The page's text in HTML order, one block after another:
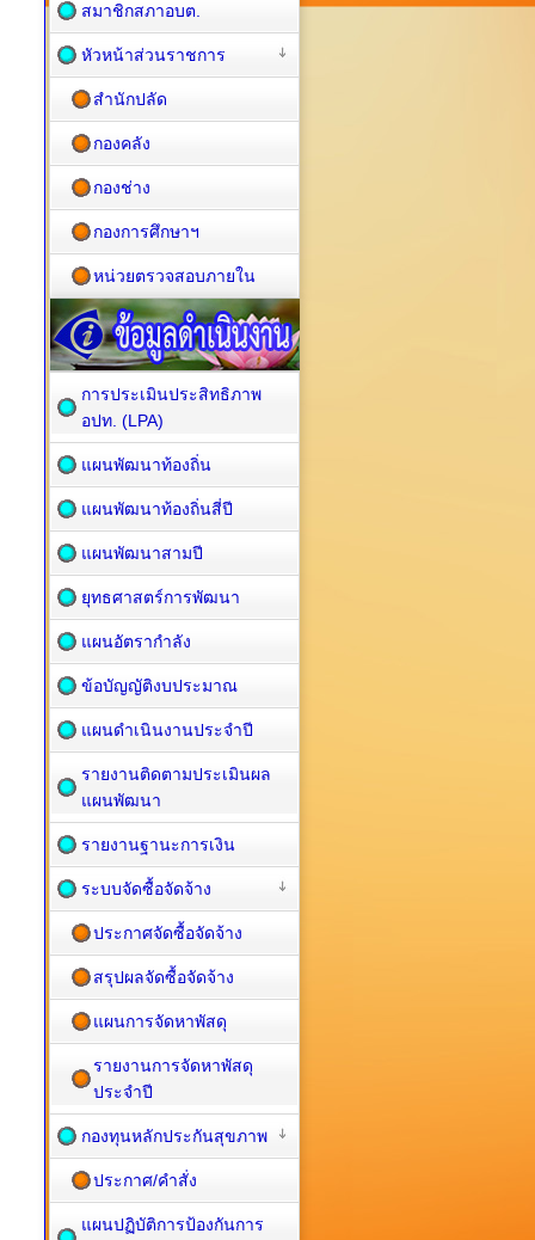
สมาชิกสภาอบต.
หัวหน้าส่วนราชการ
สำนักปลัด
กองคลัง
กองช่าง
กองการศึกษาฯ
หน่วยตรวจสอบภายใน
การประเมินประสิทธิภาพ
อปท. (LPA)
แผนพัฒนาท้องถิ่น
แผนพัฒนาท้องถิ่นสี่ปี
แผนพัฒนาสามปี
ยุทธศาสตร์การพัฒนา
แผนอัตรากำลัง
ข้อบัญญัติงบประมาณ
แผนดำเนินงานประจำปี
รายงานติดตามประเมินผล
แผนพัฒนา
รายงานฐานะการเงิน
ระบบจัดซื้อจัดจ้าง
ประกาศจัดซื้อจัดจ้าง
สรุปผลจัดซื้อจัดจ้าง
แผนการจัดหาพัสดุ
รายงานการจัดหาพัสดุ
ประจำปี
กองทุนหลักประกันสุขภาพ
ประกาศ/คำสั่ง
แผนปฏิบัติการป้องกันการ